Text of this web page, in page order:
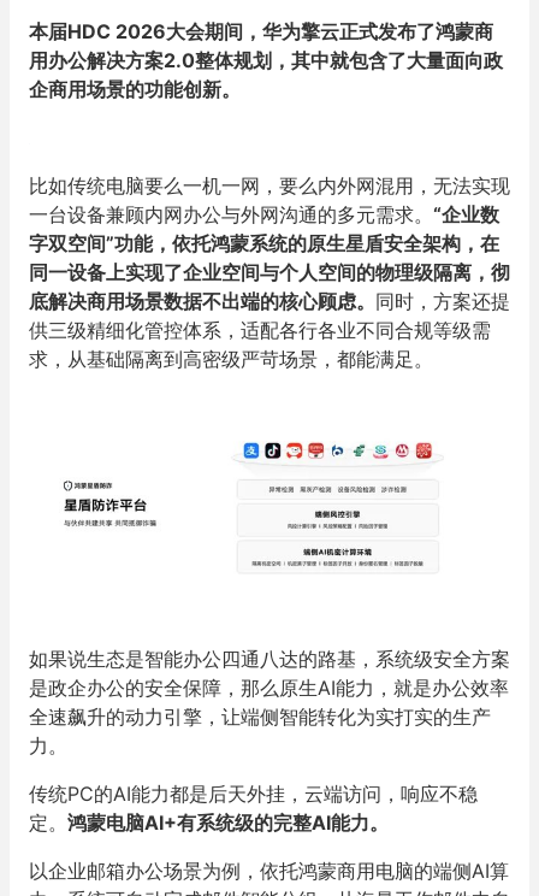
本届HDC 2026大会期间，华为擎云正式发布了鸿蒙商
用办公解决方案2.0整体规划，其中就包含了大量面向政
企商用场景的功能创新。
比如传统电脑要么一机一网，要么内外网混用，无法实现
一台设备兼顾内网办公与外网沟通的多元需求。 “企业数
字双空间”功能，依托鸿蒙系统的原生星盾安全架构，在
同一设备上实现了企业空间与个人空间的物理级隔离，彻
底解决商用场景数据不出端的核心顾虑。 同时，方案还提
供三级精细化管控体系，适配各行各业不同合规等级需
求，从基础隔离到高密级严苛场景，都能满足。
如果说生态是智能办公四通八达的路基，系统级安全方案
是政企办公的安全保障，那么原生AI能力，就是办公效率
全速飙升的动力引擎，让端侧智能转化为实打实的生产
力。
传统PC的AI能力都是后天外挂，云端访问，响应不稳
定。 鸿蒙电脑AI+有系统级的完整AI能力。
以企业邮箱办公场景为例，依托鸿蒙商用电脑的端侧AI算